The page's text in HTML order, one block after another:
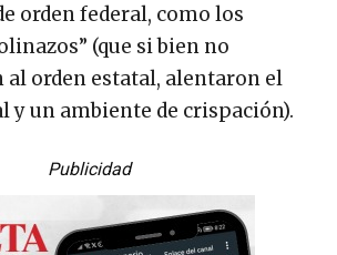
orden federal, como los
(que si bien no
al orden estatal, alentaron el
y un ambiente de crispación).
Publicidad